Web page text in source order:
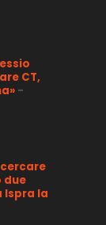
CT,
-
due
Ispra la